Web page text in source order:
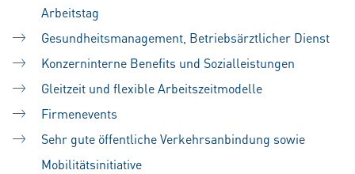
Arbeitstag
Gesundheitsmanagement, Betriebsärztlicher Dienst
Konzerninterne Benefits und Sozialleistungen
Gleitzeit und flexible Arbeitszeitmodelle
Firmenevents
Sehr gute öffentliche Verkehrsanbindung sowie
Mobilitätsinitiative